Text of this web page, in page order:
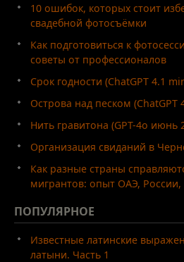
10 ошибок, которых стоит
свадебной фотосъёмки
Как подготовиться к
советы от профессионалов
Срок годности (ChatGPT 4.1
Острова над песком (ChatGPT
Нить гравитона (GPT-4o июнь
Организация свиданий в
Как разные страны
мигрантов: опыт ОАЭ,
ПОПУЛЯРНОЕ
Известные латинские
латыни. Часть 1